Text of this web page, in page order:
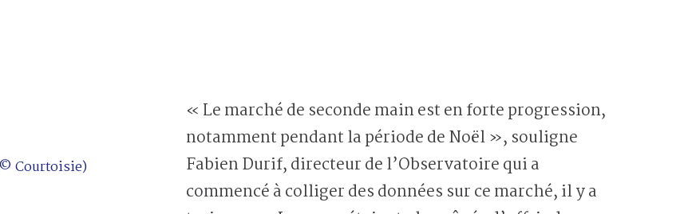
Courtoisie)
« Le marché de seconde main est en forte progression,
notamment pendant la période de Noël », souligne
Fabien Durif, directeur de l’Observatoire qui a
commencé à colliger des données sur ce marché, il y a